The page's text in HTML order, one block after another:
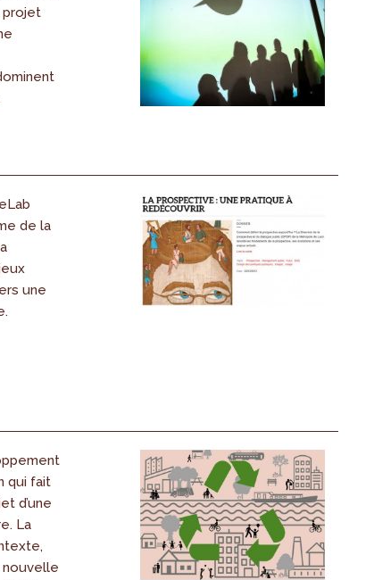
projet
de la
une
qui fait
d’une
La
nouvelle